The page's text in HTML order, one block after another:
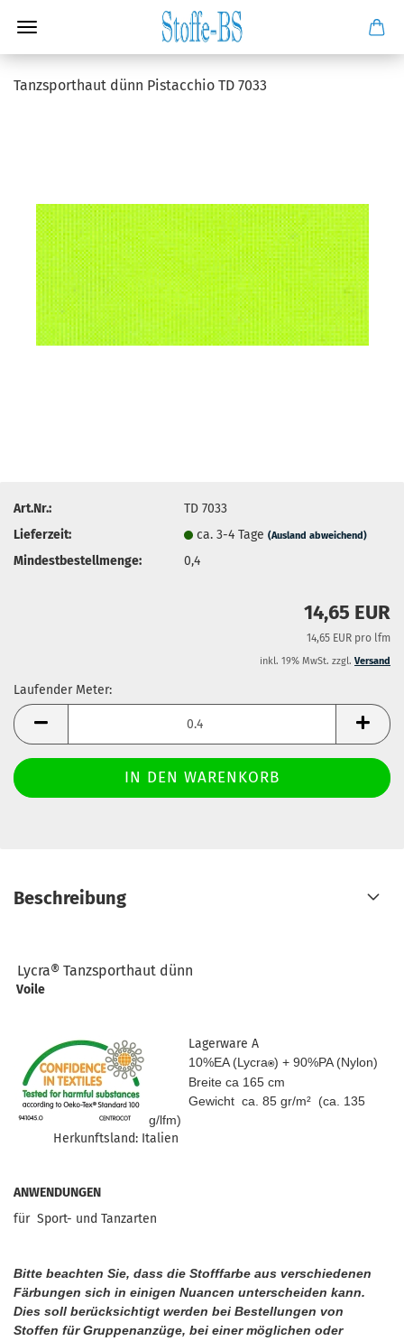
Tanzsporthaut dünn Pistacchio TD 7033
Art.Nr.:
TD 7033
Lieferzeit:
ca. 3-4 Tage(Ausland abweichend)
Mindestbestellmenge: 0,4
14,65 EUR
14,65 EUR pro lfm
inkl. 19% MwSt. zzgl. Versand
Laufender Meter:
Laufender
Meter
Beschreibung
Lycra® Tanzsporthaut dünn
Voile
Lagerware A
10%EA (Lycra®) + 90%PA (Nylon)
Breite ca 165 cm
Gewicht ca. 85 gr/m² (ca. 135
g/lfm)
Herkunftsland: Italien
ANWENDUNGEN
für Sport- und Tanzarten
Bitte beachten Sie, dass die Stofffarbe aus verschiedenen
Färbungen sich in einigen Nuancen unterscheiden kann.
Dies soll berücksichtigt werden bei Bestellungen von
Stoffen für Gruppenanzüge, bei einer möglichen oder